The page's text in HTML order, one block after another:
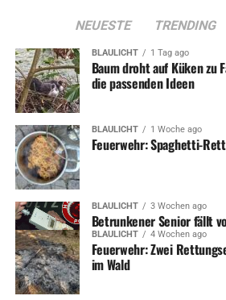
ADVERTISEMENT
Foto: Veranstalter
RELATED TOPICS:
UP NEXT
Förderung: Oberlinschule kooperiert
Kultureinrichtungen
DON'T MISS
Karibisches Party-Wochenende in
NEUESTE TRENDING
BLAULICHT 1 Tag ago
Baum droht auf Küken zu
die passenden Ideen
BLAULICHT 1 Woche ago
Feuerwehr: Spaghetti-
BLAULICHT 3 Wochen ago
Betrunkener Senior fällt
BLAULICHT 4 Wochen ago
Feuerwehr: Zwei
im Wald